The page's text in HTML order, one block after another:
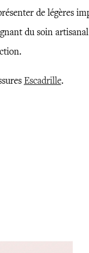
de légères
du soin
Escadrille.